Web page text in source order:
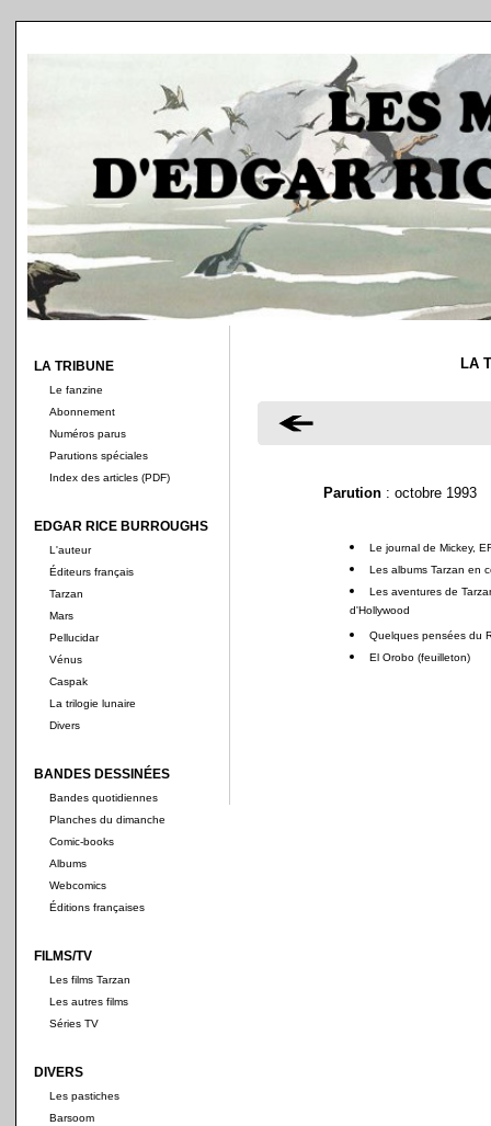
LA TRIBUNE
Le fanzine
Abonnement
Numéros parus
Parutions spéciales
Index des articles (PDF)
EDGAR RICE BURROUGHS
L'auteur
Éditeurs français
Tarzan
Mars
Pellucidar
Vénus
Caspak
La trilogie lunaire
Divers
BANDES DESSINÉES
Bandes quotidiennes
Planches du dimanche
Comic-books
Albums
Webcomics
Éditions françaises
FILMS/TV
Les films Tarzan
Les autres films
Séries TV
DIVERS
Les pastiches
Barsoom
LA
Parution : octobre 1993
Le journal de Mickey,
Les albums Tarzan en
Les aventures de
d'Hollywood
Quelques pensées du
El Orobo (feuilleton)